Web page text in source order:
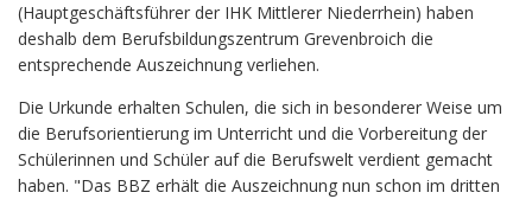
(Hauptgeschäftsführer der IHK Mittlerer Niederrhein) haben
deshalb dem Berufsbildungszentrum Grevenbroich die
entsprechende Auszeichnung verliehen.
Die Urkunde erhalten Schulen, die sich in besonderer Weise um
die Berufsorientierung im Unterricht und die Vorbereitung der
Schülerinnen und Schüler auf die Berufswelt verdient gemacht
haben. "Das BBZ erhält die Auszeichnung nun schon im dritten